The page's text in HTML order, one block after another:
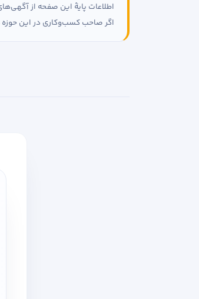
اطلاعات پایهٔ این صفحه از
اگر صاحب کسب‌وکاری در این حوزه